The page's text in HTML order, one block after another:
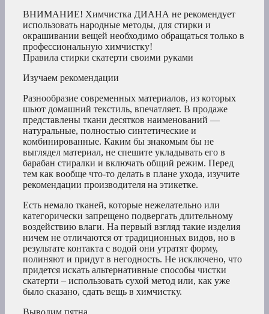
ВНИМАНИЕ! Химчистка ДИАНА не рекомендует
использовать народные методы, для стирки и
окрашивании вещей необходимо обращаться только в
профессиональную химчистку!
Правила стирки скатерти своими руками
Изучаем рекомендации
Разнообразие современных материалов, из которых
шьют домашний текстиль, впечатляет. В продаже
представлены ткани десятков наименований —
натуральные, полностью синтетические и
комбинированные. Каким бы знакомым бы не
выглядел материал, не спешите укладывать его в
барабан стиралки и включать общий режим. Перед
тем как вообще что-то делать в плане ухода, изучите
рекомендации производителя на этикетке.
Есть немало тканей, которые нежелательно или
категорически запрещено подвергать длительному
воздействию влаги. На первый взгляд такие изделия
ничем не отличаются от традиционных видов, но в
результате контакта с водой они утратят форму,
полиняют и придут в негодность. Не исключено, что
придется искать альтернативные способы чистки
скатерти – использовать сухой метод или, как уже
было сказано, сдать вещь в химчистку.